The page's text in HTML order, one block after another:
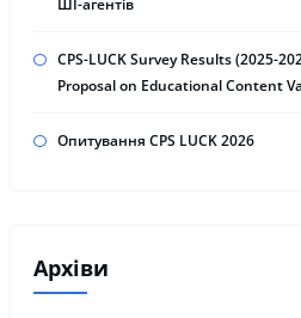
CPS-LUCK Survey Results (2025-
Proposal on Educational Content
Опитування CPS LUCK 2026
Архіви